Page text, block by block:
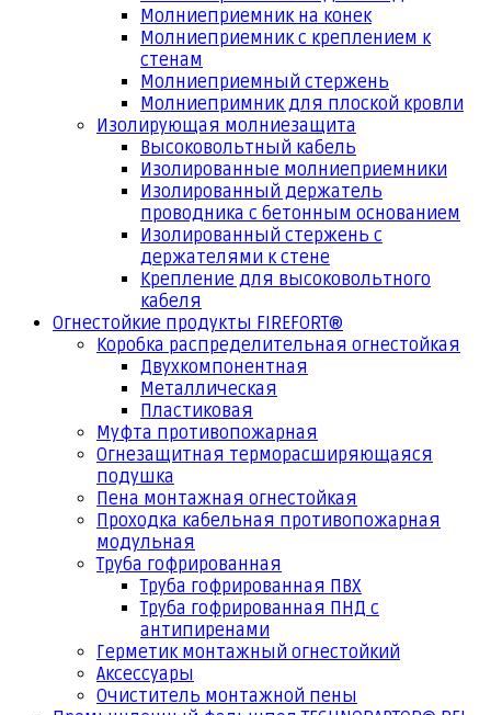
Молниеприемник на конек
Молниеприемник с креплением к
стенам
Молниеприемный стержень
Молниепримник для плоской кровли
Изолирующая молниезащита
Высоковольтный кабель
Изолированные молниеприемники
Изолированный держатель
проводника с бетонным основанием
Изолированный стержень с
держателями к стене
Крепление для высоковольтного
кабеля
Огнестойкие продукты FIREFORT®
Коробка распределительная огнестойкая
Двухкомпонентная
Металлическая
Пластиковая
Муфта противопожарная
Огнезащитная терморасширяющаяся
подушка
Пена монтажная огнестойкая
Проходка кабельная противопожарная
модульная
Труба гофрированная
Труба гофрированная ПВХ
Труба гофрированная ПНД с
антипиренами
Герметик монтажный огнестойкий
Аксессуары
Очиститель монтажной пены